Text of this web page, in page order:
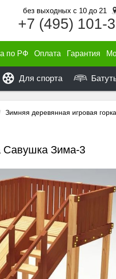
без выходных с 10 до 21
+7 (495) 101-
по РФ Оплата Гарантия
Для спорта
Зимняя деревянная игровая
Савушка Зима-3